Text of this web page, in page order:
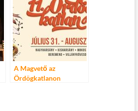
A Magvető az
Ördögkatlanon